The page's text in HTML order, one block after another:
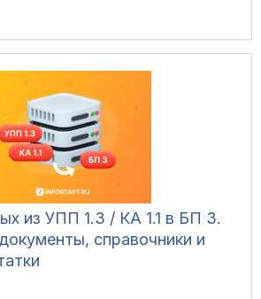
из УПП 1.3 / КА 1.1 в БП 3.
справочники и